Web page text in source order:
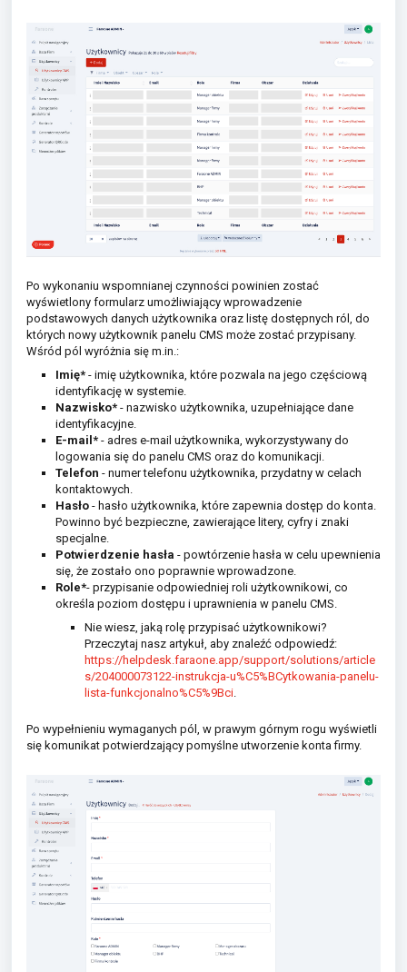
Po wykonaniu wspomnianej czynności powinien zostać
wyświetlony formularz umożliwiający wprowadzenie
podstawowych danych użytkownika oraz listę dostępnych ról, do
których nowy użytkownik panelu CMS może zostać przypisany.
Wśród pól wyróżnia się m.in.:
Imię* - imię użytkownika, które pozwala na jego częściową
identyfikację w systemie.
Nazwisko* - nazwisko użytkownika, uzupełniające dane
identyfikacyjne.
E-mail* - adres e-mail użytkownika, wykorzystywany do
logowania się do panelu CMS oraz do komunikacji.
Telefon - numer telefonu użytkownika, przydatny w celach
kontaktowych.
Hasło - hasło użytkownika, które zapewnia dostęp do konta.
Powinno być bezpieczne, zawierające litery, cyfry i znaki
specjalne.
Potwierdzenie hasła - powtórzenie hasła w celu upewnienia
się, że zostało ono poprawnie wprowadzone.
Role*- przypisanie odpowiedniej roli użytkownikowi, co
określa poziom dostępu i uprawnienia w panelu CMS.
Nie wiesz, jaką rolę przypisać użytkownikowi?
Przeczytaj nasz artykuł, aby znaleźć odpowiedź:
https://helpdesk.faraone.app/support/solutions/article
s/204000073122-instrukcja-u%C5%BCytkowania-panelu-
lista-funkcjonalno%C5%9Bci
Po wypełnieniu wymaganych pól, w prawym górnym rogu wyświetli
się komunikat potwierdzający pomyślne utworzenie konta firmy.